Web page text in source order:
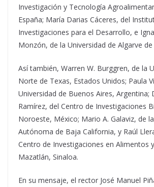
Investigación y Tecnología
España; María Darias Cáceres, del
Investigaciones para el Desarrollo, e
Monzón, de la Universidad de Algarve
Así también, Warren W. Burggren, de la
Norte de Texas, Estados Unidos; Paula
Universidad de Buenos Aires, Argentina;
Ramírez, del Centro de Investigaciones
Noroeste, México; Mario A. Galaviz, de
Autónoma de Baja California, y Raúl
Centro de Investigaciones en Alimentos
Mazatlán, Sinaloa.
En su mensaje, el rector José Manuel